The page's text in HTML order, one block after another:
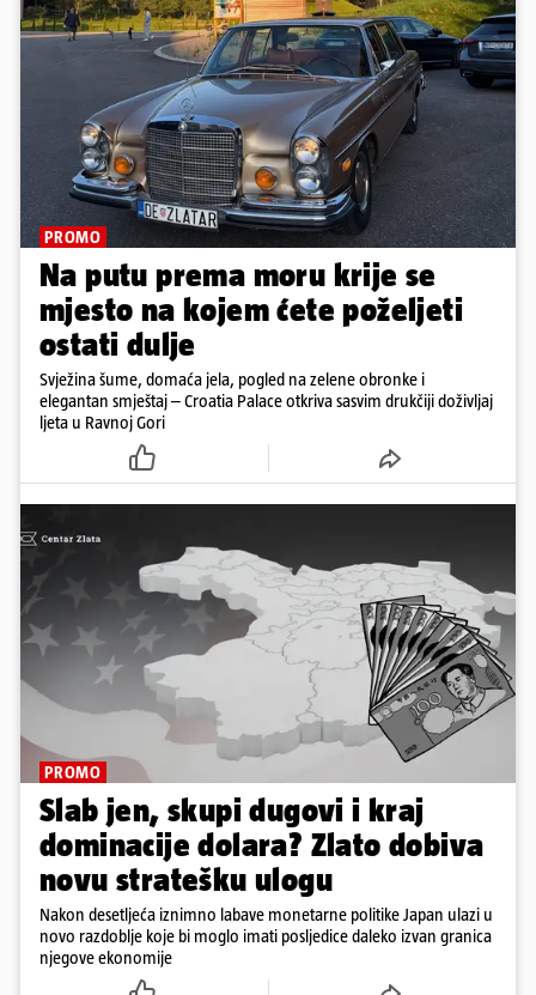
PROMO
Na putu prema moru krije se
mjesto na kojem ćete poželjeti
ostati dulje
Svježina šume, domaća jela, pogled na zelene obronke i
elegantan smještaj – Croatia Palace otkriva sasvim drukčiji doživljaj
ljeta u Ravnoj Gori
PROMO
Slab jen, skupi dugovi i kraj
dominacije dolara? Zlato dobiva
novu stratešku ulogu
Nakon desetljeća iznimno labave monetarne politike Japan ulazi u
novo razdoblje koje bi moglo imati posljedice daleko izvan granica
njegove ekonomije